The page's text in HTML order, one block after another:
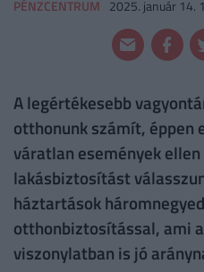
PÉNZCENTRUM 2025. január 14.
A legértékesebb
otthonunk számít, éppen
váratlan események
lakásbiztosítást
háztartások
otthonbiztosítással, ami
viszonylatban is jó